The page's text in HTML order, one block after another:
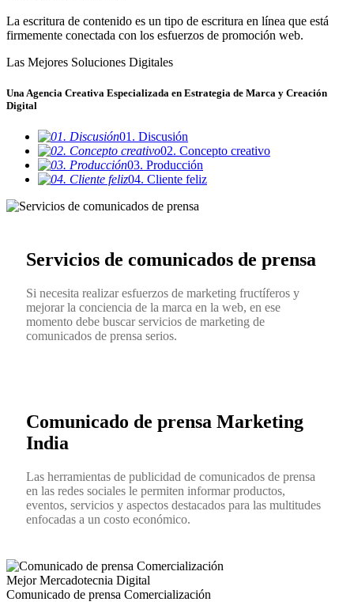
La escritura de contenido es un tipo de escritura en línea que está
firmemente conectada con los esfuerzos de promoción web.
Las Mejores Soluciones Digitales
Una Agencia Creativa Especializada en Estrategia de Marca y Creación
Digital
01. Discusión
02. Concepto creativo
03. Producción
04. Cliente feliz
Servicios de comunicados de prensa
Si necesita realizar esfuerzos de marketing fructíferos y
mejorar la conciencia de la marca en la web, en ese
momento debe buscar servicios de marketing de
comunicados de prensa serios.
Comunicado de prensa Marketing
India
Las herramientas de publicidad de comunicados de prensa
en las redes sociales le permiten informar productos,
eventos, servicios y aspectos destacados para las multitudes
enfocadas a un costo económico.
Mejor Mercadotecnia Digital
Comunicado de prensa Comercialización